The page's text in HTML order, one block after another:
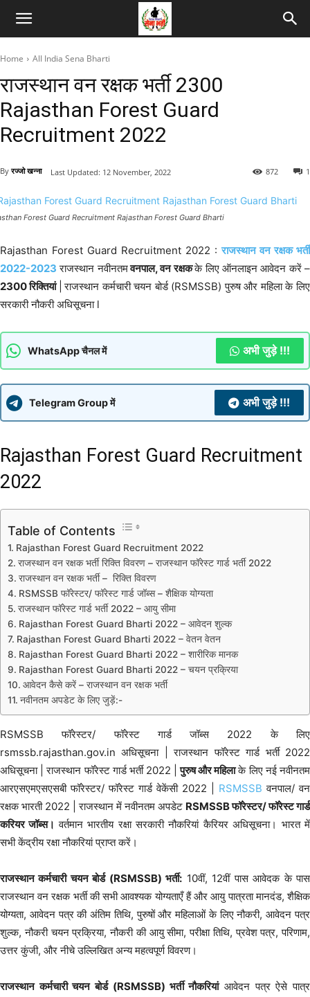
Home All India Sena Bharti
राजस्थान वन रक्षक भर्ती 2300
Rajasthan Forest Guard
Recruitment 2022
By रज्जो खन्ना 1
872
Last Updated: 12 November, 2022
Forest Guard Recruitment Rajasthan Forest Guard Bharti
Rajasthan Forest Guard Recruitment 2022 :राजस्थान वन रक्षक भर्ती
2022-2023 राजस्थान नवीनतमवनपाल, वन रक्षकके लिए ऑनलाइन आवेदन करें –
2300 रिक्तियां राजस्थान कर्मचारी चयन बोर्ड (RSMSSB) पुरुष और महिला के लिए
सरकारी नौकरी अधिसूचना l
WhatsApp चैनल में अभी जुड़े !!!
Telegram Group में अभी जुड़े !!!
Rajasthan Forest Guard Recruitment
2022
Table of Contents
Rajasthan Forest Guard Recruitment 2022
राजस्थान वन रक्षक भर्ती रिक्ति विवरण – राजस्थान फॉरेस्ट गार्ड भर्ती 2022
राजस्थान वन रक्षक भर्ती – रिक्ति विवरण
RSMSSB फॉरेस्टर/ फॉरेस्ट गार्ड जॉब्स – शैक्षिक योग्यता
राजस्थान फॉरेस्ट गार्ड भर्ती 2022 – आयु सीमा
Rajasthan Forest Guard Bharti 2022 – आवेदन शुल्क
Rajasthan Forest Guard Bharti 2022 – वेतन वेतन
Rajasthan Forest Guard Bharti 2022 – शारीरिक मानक
Rajasthan Forest Guard Bharti 2022 – चयन प्रक्रिया
आवेदन कैसे करें – राजस्थान वन रक्षक भर्ती
नवीनतम अपडेट के लिए जुड़ें:-
RSMSSB फॉरेस्टर/ फॉरेस्ट गार्ड जॉब्स 2022 के लिए
rsmssb.rajasthan.gov.in अधिसूचना | राजस्थान फॉरेस्ट गार्ड भर्ती 2022
अधिसूचना | राजस्थान फॉरेस्ट गार्ड भर्ती 2022 |
पुरुष और महिलाके लिए नई नवीनतम
आरएसएमएसएसबी फॉरेस्टर/ फॉरेस्ट गार्ड वेकेंसी 2022 | RSMSSB वनपाल/ वन
रक्षक भारती 2022 | राजस्थान में नवीनतम अपडेट RSMSSB फॉरेस्टर/ फॉरेस्ट गार्ड
करियर जॉब्स।वर्तमान भारतीय रक्षा सरकारी नौकरियां कैरियर अधिसूचना। भारत में
सभी केंद्रीय रक्षा नौकरियां प्राप्त करें।
राजस्थान कर्मचारी चयन बोर्ड (RSMSSB) भर्ती: 10वीं, 12वीं पास आवेदक के पास
राजस्थान वन रक्षक भर्ती की सभी आवश्यक योग्यताएँ हैं और आयु पात्रता मानदंड, शैक्षिक
योग्यता, आवेदन पत्र की अंतिम तिथि, पुरुषों और महिलाओं के लिए नौकरी, आवेदन पत्र
शुल्क, नौकरी चयन प्रक्रिया, नौकरी की आयु सीमा, परीक्षा तिथि, प्रवेश पत्र, परिणाम,
उत्तर कुंजी, और नीचे उल्लिखित अन्य महत्वपूर्ण विवरण।
राजस्थान कर्मचारी चयन बोर्ड (RSMSSB) भर्ती नौकरियांआवेदन पत्र ऐसे पात्र